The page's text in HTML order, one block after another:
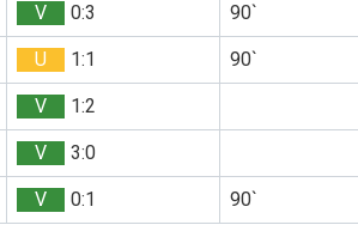
V 0:3 90`
U 1:1 90`
V 1:2
V 3:0
V 0:1 90`